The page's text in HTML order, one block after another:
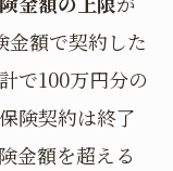
金額で契約した
で100万円分の
険契約は終了
金額を超える